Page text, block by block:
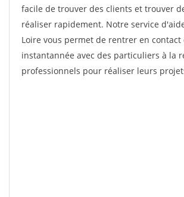
facile de trouver des clients et trouver
réaliser rapidement. Notre service
Loire vous permet de rentrer en contact
instantannée avec des particuliers à la
professionnels pour réaliser leurs